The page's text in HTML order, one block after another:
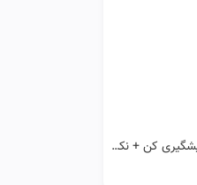
با این ترفند ساده از خرابی پمپ بنزین رنو پیشگیری کن + نکات طلایی